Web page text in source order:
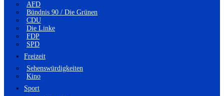
AFD
Bündnis 90 / Die Grünen
CDU
Die Linke
FDP
SPD
Freizeit
Sehenswürdigkeiten
Kino
Sport